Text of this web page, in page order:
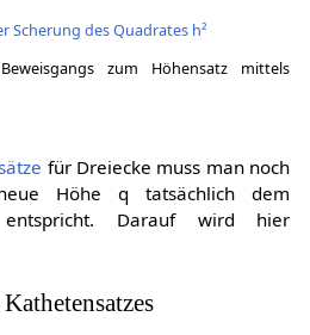
zum Höhensatz mittels
für Dreiecke muss man noch
Höheq tatsächlich dem
entspricht. Darauf wird hier